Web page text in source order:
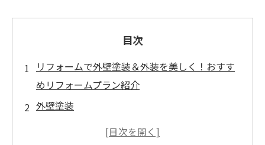
目次
リフォームで外壁塗装＆外装を美しく！おすす
めリフォームプラン紹介
外壁塗装